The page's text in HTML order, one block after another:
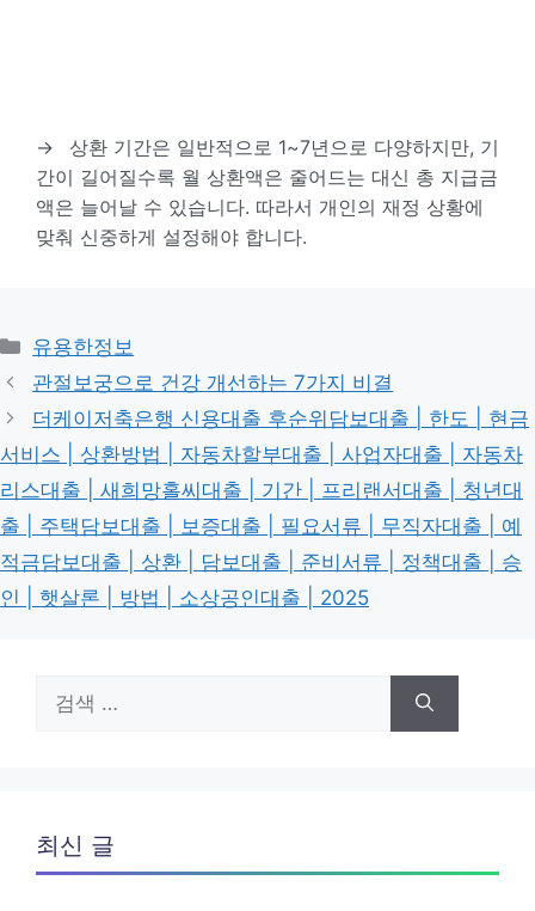
→
상환 기간은 일반적으로 1~7년으로 다양하지만, 기
간이 길어질수록 월 상환액은 줄어드는 대신 총 지급금
액은 늘어날 수 있습니다. 따라서 개인의 재정 상황에
맞춰 신중하게 설정해야 합니다.
카
테
리
유용한정보
관절보궁으로 건강 개선하는 7가지 비결
더케이저축은행 신용대출 후순위담보대출 | 한도 | 현금
서비스 | 상환방법 | 자동차할부대출 | 사업자대출 | 자동차
리스대출 | 새희망홀씨대출 | 기간 | 프리랜서대출 | 청년대
출 | 주택담보대출 | 보증대출 | 필요서류 | 무직자대출 | 예
적금담보대출 | 상환 | 담보대출 | 준비서류 | 정책대출 | 승
인 | 햇살론 | 방법 | 소상공인대출 | 2025
색:
최신 글